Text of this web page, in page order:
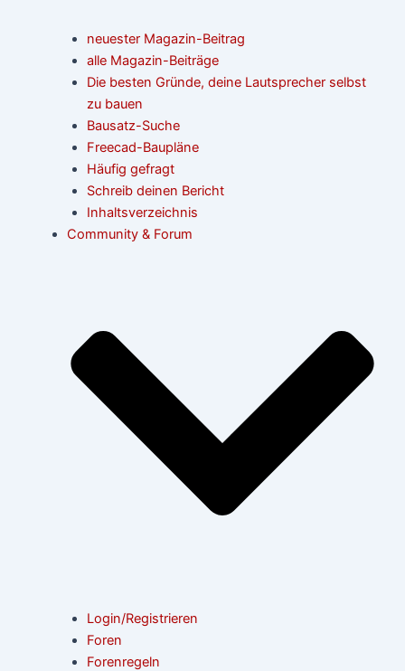
neuester Magazin-Beitrag
alle Magazin-Beiträge
Die besten Gründe, deine Lautsprecher selbst
zu bauen
Bausatz-Suche
Freecad-Baupläne
Häufig gefragt
Schreib deinen Bericht
Inhaltsverzeichnis
Community & Forum
Login/Registrieren
Foren
Forenregeln